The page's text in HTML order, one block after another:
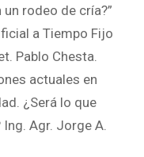
rodeo de cría?”
a Tiempo Fijo
Pablo Chesta.
actuales en
¿Será lo que
Agr. Jorge A.